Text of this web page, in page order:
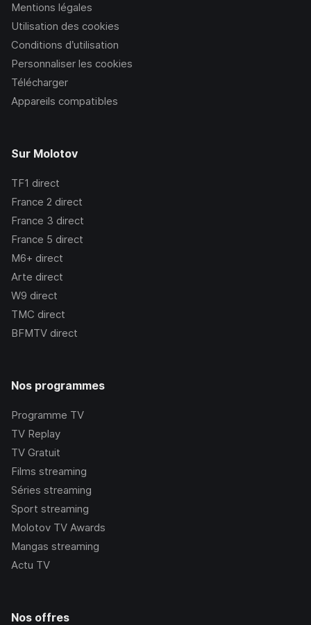
Mentions légales
Utilisation des cookies
Conditions d’utilisation
Personnaliser les cookies
Télécharger
Appareils compatibles
Sur Molotov
TF1 direct
France 2 direct
France 3 direct
France 5 direct
M6+ direct
Arte direct
W9 direct
TMC direct
BFMTV direct
Nos programmes
Programme TV
TV Replay
TV Gratuit
Films streaming
Séries streaming
Sport streaming
Molotov TV Awards
Mangas streaming
Actu TV
Nos offres